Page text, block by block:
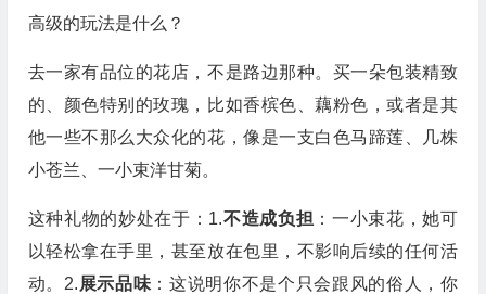
高级的玩法是什么？
去一家有品位的花店，不是路边那种。买一朵包装精致
的、颜色特别的玫瑰，比如香槟色、藕粉色，或者是其
他一些不那么大众化的花，像是一支白色马蹄莲、几株
小苍兰、一小束洋甘菊。
这种礼物的妙处在于：1.不造成负担 ：一小束花，她可
以轻松拿在手里，甚至放在包里，不影响后续的任何活
动。2. 展示品味 ：这说明你不是个只会跟风的俗人，你